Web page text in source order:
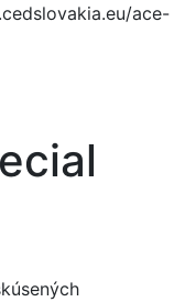
ace-
Menu